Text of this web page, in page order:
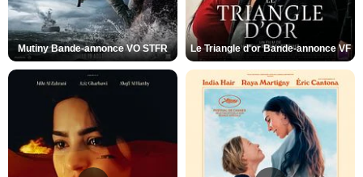
Mutiny Bande-annonce VO STFR Le Triangle d'or Bande-annonce VF